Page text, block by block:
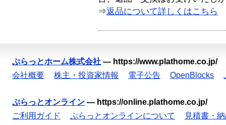
⇒返品について詳しくはこちら
ぷらっとホーム株式会社 — https://www.plathome.co.jp/
会社概要
株主・投資家情報 電子公告 OpenBlocks
ぷらっとオンライン — https://online.plathome.co.jp/
ご利用ガイド
ぷらっとオンラインについて
見積書・